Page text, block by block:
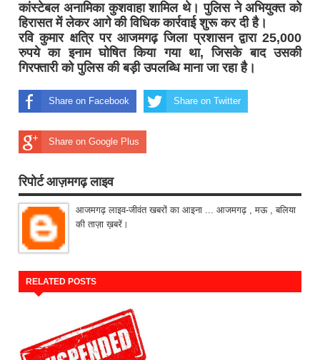
कांस्टेबल अनामिका कुशवाहा शामिल थे। पुलिस ने अभियुक्त को
हिरासत में लेकर आगे की विधिक कार्रवाई शुरू कर दी है।
रवि कुमार क्षत्रि पर आजमगढ़ जिला प्रशासन द्वारा 25,000
रुपये का इनाम घोषित किया गया था, जिसके बाद उसकी
गिरफ्तारी को पुलिस की बड़ी उपलब्धि माना जा रहा है।
Share on Facebook Share on Twitter
Share on Google Plus
रिपोर्ट आज़मगढ़ लाइव
आजमगढ़ लाइव-जीवंत खबरों का आइना ... आजमगढ़ , मऊ , बलिया
की ताज़ा ख़बरें।
RELATED POSTS